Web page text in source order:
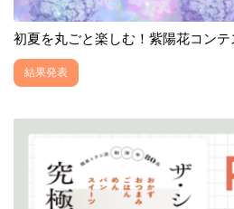
初夏を丸ごと楽しむ！紫陽花コンテ
結果発表